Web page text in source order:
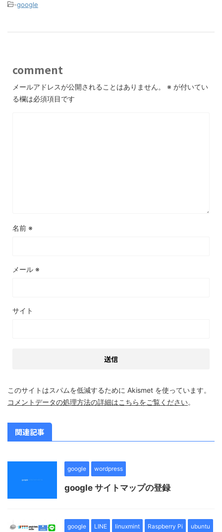
-google
comment
メールアドレスが公開されることはありません。 ※ が付いてい
る欄は必須項目です
名前 ※
メール ※
サイト
このサイトはスパムを低減するために Akismet を使っています。
コメントデータの処理方法の詳細はこちらをご覧ください。
関連記事
google wordpress
google サイトマップの登録
google LINE linuxmint Raspberry Pi ubuntu